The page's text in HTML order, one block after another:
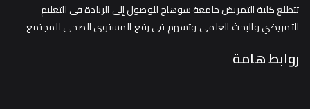
تتطلع كلية التمريض جامعة سوهاج للوصول إلي الريادة في التعليم
التمريضي والبحث العلمي وتسهم في رفع المستوي الصحي للمجتمع
روابط هامة